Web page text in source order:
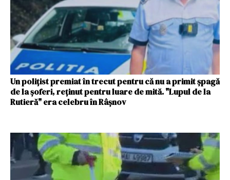
Un polițist premiat în trecut pentru că nu a primit șpagă
de la șoferi, reținut pentru luare de mită. "Lupul de la
Rutieră" era celebru în Râșnov